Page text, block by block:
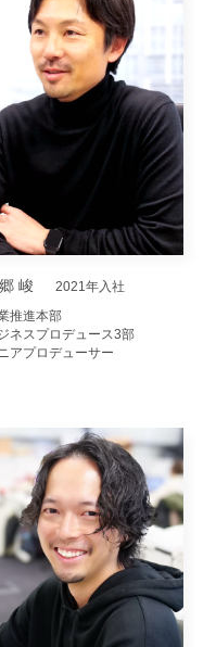
峻
2021年入社
推進本部
ネスプロデュース3部
アプロデューサー